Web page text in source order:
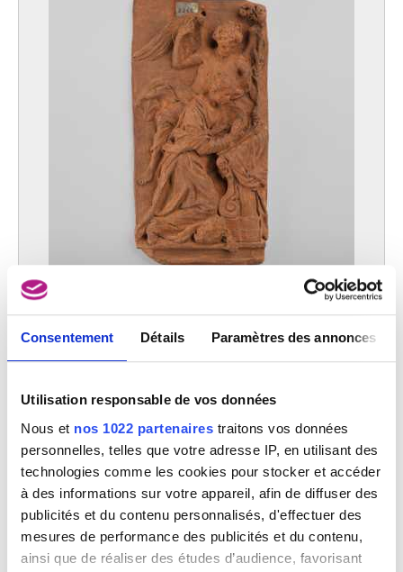
Consentement Détails Paramètres des annonces
Utilisation responsable de vos données
Nous et nos 1022 partenaires traitons vos données
personnelles, telles que votre adresse IP, en utilisant des
technologies comme les cookies pour stocker et accéder
à des informations sur votre appareil, afin de diffuser des
publicités et du contenu personnalisés, d'effectuer des
mesures de performance des publicités et du contenu,
ainsi que de réaliser des études d’audience, favorisant
L'Annonciation